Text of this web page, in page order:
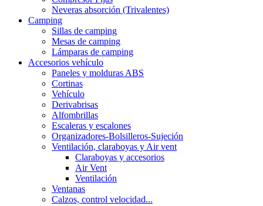
Neveras absorción (Trivalentes)
Camping
Sillas de camping
Mesas de camping
Lámparas de camping
Accesorios vehículo
Paneles y molduras ABS
Cortinas
Vehículo
Derivabrisas
Alfombrillas
Escaleras y escalones
Organizadores-Bolsilleros-Sujeción
Ventilación, claraboyas y Air vent
Claraboyas y accesorios
Air Vent
Ventilación
Ventanas
Calzos, control velocidad...